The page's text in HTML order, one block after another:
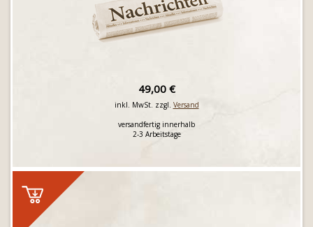
49,00 €
inkl. MwSt. zzgl. Versand
versandfertig innerhalb
2-3 Arbeitstage